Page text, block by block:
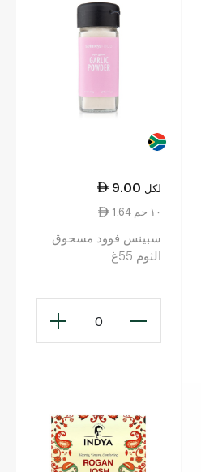
9.00 لكل
1.64 ١٠ جم
سبينس فوود مسحوق
الثوم 55غ
0